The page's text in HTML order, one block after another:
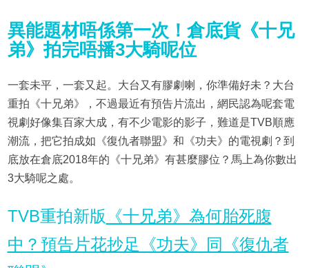
異能題材唔係第一次！倉底貨《十兄
弟》拍完唔播3大騎呢位
一套未平，一套又起。大台又有膠劇喇，你準備好未？大台
重拍《十兄弟》，不過最近有預告片流出，網民認為呢套電
視劇好像集百家大成，有不少電影的影子，難道是TVB順應
潮流，把它拍成如《復仇者聯盟》和《功夫》的電視劇？到
底放在倉底2018年的《十兄弟》有甚麼膠位？馬上為你數出
3大騎呢之處。
TVB重拍新版 《十兄弟》為何胎死腹
中？預告片花抄足《功夫》同《復仇者